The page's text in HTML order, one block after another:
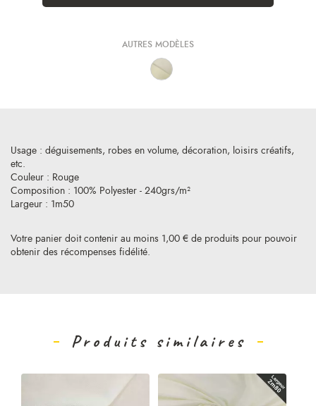
AUTRES MODÈLES
Votre panier doit contenir au moins 1,00 € de produits pour pouvoir
obtenir des récompenses fidélité.
Usage : déguisements, robes en volume, décoration, loisirs créatifs,
etc.
Couleur : Rouge
Composition : 100% Polyester - 240grs/m²
Largeur : 1m50
Produits similaires